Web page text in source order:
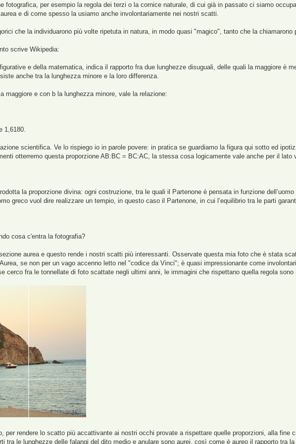
fotografica, per esempio la regola dei terzi o la cornice naturale, di cui già in passato ci siamo
e di come spesso la usiamo anche involontariamente nei nostri scatti.
che la individuarono più volte ripetuta in natura, in modo quasi "magico", tanto che la chiamarono
scrive Wikipedia:
e della matematica, indica il rapporto fra due lunghezze disuguali, delle quali la maggiore è
anche tra la lunghezza minore e la loro differenza.
maggiore e con b la lunghezza minore, vale la relazione:
1,6180.
scientifica. Ve lo rispiego io in parole povere: in pratica se guardiamo la figura qui sotto ed
otterremo questa proporzione AB:BC = BC:AC, la stessa cosa logicamente vale anche per il lato
la proporzione divina: ogni costruzione, tra le quali il Partenone è pensata in funzione
greco vuol dire realizzare un tempio, in questo caso il Partenone, in cui l’equilibrio tra le parti
cosa c'entra la fotografia?
aurea e questo rende i nostri scatti più interessanti. Osservate questa mia foto che è stata
se non per un vago accenno letto nel "codice da Vinci"; è quasi impressionante come
cerco fra le tonnellate di foto scattate negli ultimi anni, le immagini che rispettano quella regola sono
per rendere lo scatto più accattivante ai nostri occhi provate a rispettare quelle proporzioni, alla fine
tra le lunghezze delle falangi del dito medio e anulare sono aurei, così come è aureo il rapporto tra